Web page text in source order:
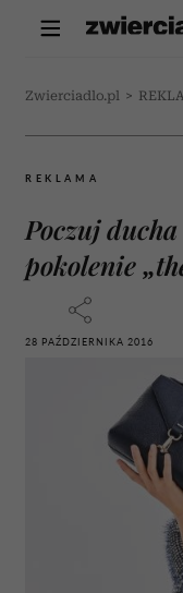
Zwierciadlo.pl >
REKLAMA
Poczuj
pokolenie
28 PAŹDZIERNIKA 2016